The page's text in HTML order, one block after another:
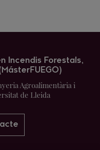
Incendis Forestals,
Agroalimentària i
de Lleida